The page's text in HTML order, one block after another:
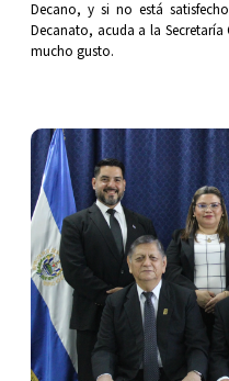
Decano, y si no está
Decanato, acuda a la
mucho gusto.